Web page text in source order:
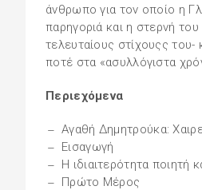
άνθρωπο για τον οποίο η
παρηγοριά και η στερνή
τελευταίους στίχουςς του-
ποτέ στα «ασυλλόγιστα
Περιεχόμενα
Αγαθή Δημητρούκα:
Εισαγωγή
Η ιδιαιτερότητα ποιητή
Πρώτο Μέρος